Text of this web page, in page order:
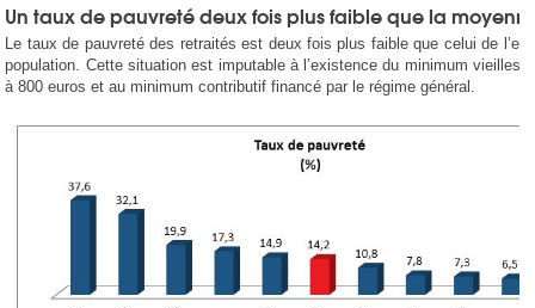
Un taux de pauvreté deux fois plus faible que la
Le taux de pauvreté des retraités est deux fois plus faible que celui de
population. Cette situation est imputable à l’existence du minimum
à 800 euros et au minimum contributif financé par le régime général.